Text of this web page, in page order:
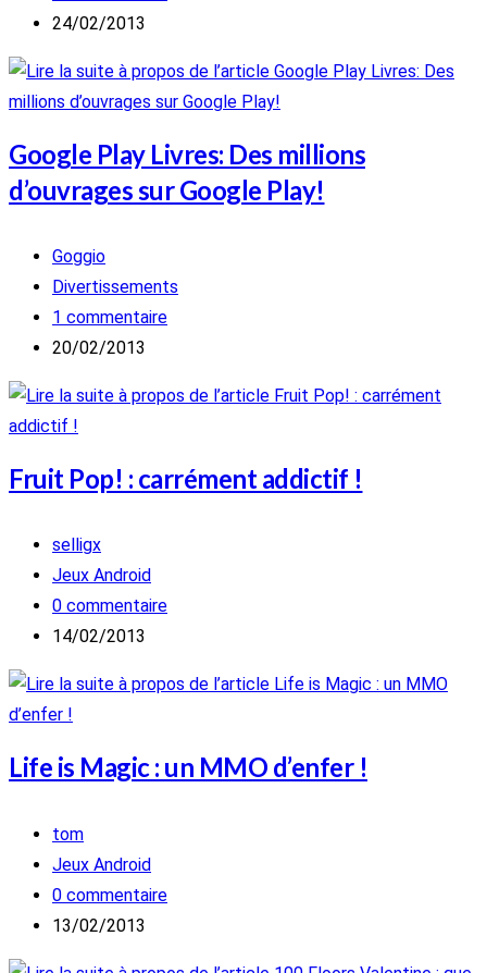
publication :
de
publication :
Publication
24/02/2013
Google Play Livres: Des millions
d’ouvrages sur Google Play!
Auteur/autrice
de
la
publication :
Goggio
Post
category:
Divertissements
Commentaires
de
publication :
1 commentaire
Publication
20/02/2013
Fruit Pop! : carrément addictif !
Auteur/autrice
de
la
publication :
selligx
Post
category:
Jeux Android
Commentaires
de
publication :
0 commentaire
Publication
14/02/2013
Life is Magic : un MMO d’enfer !
Auteur/autrice
de
la
publication :
tom
Post
category:
Jeux Android
Commentaires
de
0 commentaire
Publication
13/02/2013